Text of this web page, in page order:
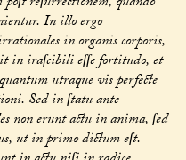
In illo ergo
in organis corporis,
in iraſcibili eſſe fortitudo, et
utraque vis perfecte
Sed in ſtatu ante
non erunt actu in anima, ſed
ut in primo dictum eſt.